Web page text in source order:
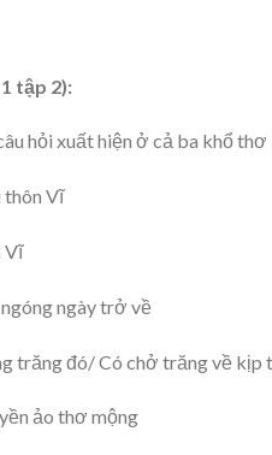
tập 2):
hỏi xuất hiện ở cả ba khổ
thôn Vĩ
Vĩ
ngày trở về
trăng đó/ Có chở trăng về kịp
ảo thơ mộng